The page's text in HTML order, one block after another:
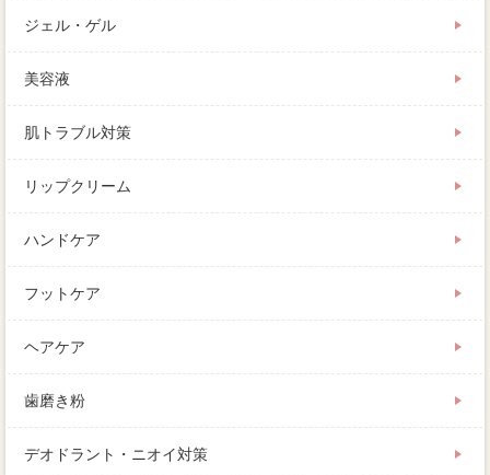
ジェル・ゲル
美容液
肌トラブル対策
リップクリーム
ハンドケア
フットケア
ヘアケア
歯磨き粉
デオドラント・ニオイ対策